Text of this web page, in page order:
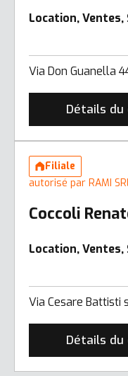
Location, Ventes,
Via Don Guanella
Détails du
Filiale
autorisé par RAMI
Coccoli
Location, Ventes,
Via Cesare Battisti
Détails du